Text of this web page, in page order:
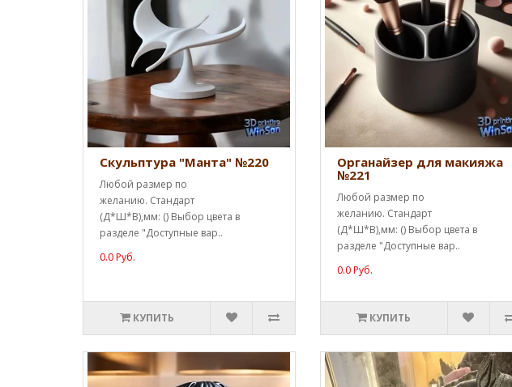
Скульптура "Манта" №220
Любой размер по
желанию. Стандарт
(Д*Ш*В),мм: () Выбор цвета в
разделе "Доступные вар..
0.0 Руб.
КУПИТЬ
Органайзер для макияжа
№221
Любой размер по
желанию. Стандарт
(Д*Ш*В),мм: () Выбор цвета в
разделе "Доступные вар..
0.0 Руб.
КУПИТЬ